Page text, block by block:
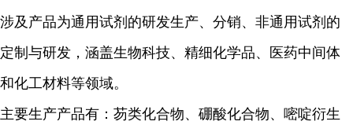
涉及产品为通用试剂的研发生产、分销、非通用试剂的
定制与研发，涵盖生物科技、精细化学品、医药中间体
和化工材料等领域。
主要生产产品有：芴类化合物、硼酸化合物、嘧啶衍生